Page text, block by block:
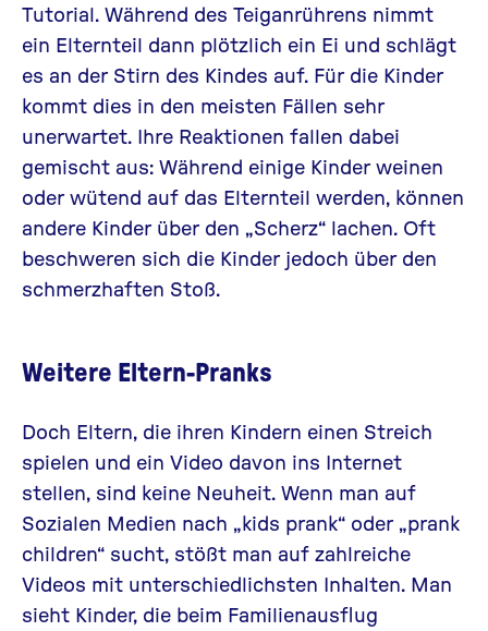
Tutorial. Während des Teiganrührens nimmt
ein Elternteil dann plötzlich ein Ei und schlägt
es an der Stirn des Kindes auf. Für die Kinder
kommt dies in den meisten Fällen sehr
unerwartet. Ihre Reaktionen fallen dabei
gemischt aus: Während einige Kinder weinen
oder wütend auf das Elternteil werden, können
andere Kinder über den „Scherz“ lachen. Oft
beschweren sich die Kinder jedoch über den
schmerzhaften Stoß.
Weitere Eltern-Pranks
Doch Eltern, die ihren Kindern einen Streich
spielen und ein Video davon ins Internet
stellen, sind keine Neuheit. Wenn man auf
Sozialen Medien nach „kids prank“ oder „prank
children“ sucht, stößt man auf zahlreiche
Videos mit unterschiedlichsten Inhalten. Man
sieht Kinder, die beim Familienausflug